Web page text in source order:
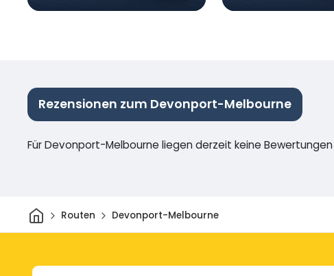
Rezensionen zum Devonport-Melbourne
Für Devonport-Melbourne liegen derzeit keine Bewertungen
HeimRouten Devonport-Melbourne